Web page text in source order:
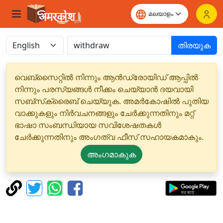
തിരയുക
വെബ്‌സൈറ്റിൽ നിന്നും ആൻഡ്രോയിഡ് ആപ്പിൽ
നിന്നും പരസ്യങ്ങൾ നീക്കം ചെയ്യാൻ ദയവായി
സബ്‌സ്‌ക്രൈബ് ചെയ്യുക. അമർകോഷിൽ പുതിയ
വാക്കുകളും നിർവചനങ്ങളും ചേർക്കുന്നതിനും മറ്റ്
ഭാഷാ സംബന്ധിയായ സവിശേഷതകൾ
ചേർക്കുന്നതിനും അംഗത്വ ഫീസ് സഹായകമാകും.
അംഗമാകുക